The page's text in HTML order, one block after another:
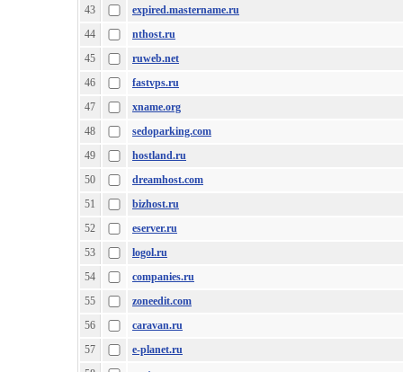
43
expired.mastername.ru
44
nthost.ru
45
ruweb.net
46
fastvps.ru
47
xname.org
48
sedoparking.com
49
hostland.ru
50
dreamhost.com
51
bizhost.ru
52
eserver.ru
53
logol.ru
54
companies.ru
55
zoneedit.com
56
caravan.ru
57
e-planet.ru